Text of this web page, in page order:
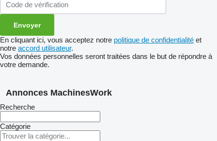
En cliquant ici, vous acceptez notre politique de confidentialité et
notre accord utilisateur.
Vos données personnelles seront traitées dans le but de répondre à
votre demande.
Annonces MachinesWork
Recherche
Catégorie